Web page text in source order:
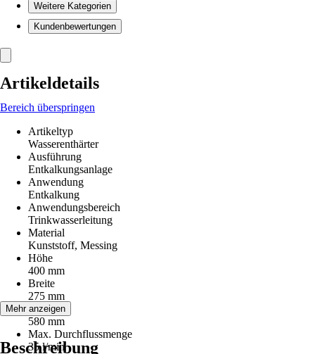
Weitere Kategorien
Kundenbewertungen
Artikeldetails
Bereich überspringen
Artikeltyp
Wasserenthärter
Ausführung
Entkalkungsanlage
Anwendung
Entkalkung
Anwendungsbereich
Trinkwasserleitung
Material
Kunststoff, Messing
Höhe
400 mm
Breite
275 mm
Länge
580 mm
Max. Durchflussmenge
35 l/min
Mehr anzeigen
Beschreibung